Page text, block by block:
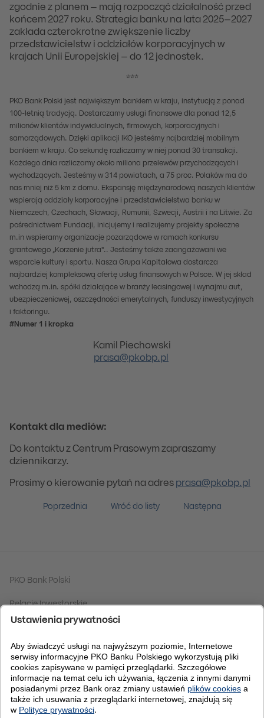
zgodnie z planem – mają rozpocząć działalność przed
końcem 2027 roku. Strategia banku na lata 2025–2027
zakłada czterokrotne zwiększenie liczby
przedstawicielstw i oddziałów korporacyjnych w
krajach Unii Europejskiej – do 12 jednostek.
***
PKO Bank Polski jest największym bankiem w kraju, instytucją z ponad
100-letnią tradycją. Dostarczamy usługi finansowe dla ponad 12,5
milionów klientów indywidualnych, firmowych, korporacyjnych i
samorządowych. Dzięki aplikacji IKO jesteśmy najbardziej mobilnym
bankiem w kraju. Co sekundę rozliczamy w niej ponad 30 transakcji.
Każdego dnia rozliczamy około miliona przelewów przychodzących i
wychodzących. Jesteśmy w 314 powiatach, a 75 proc. Polaków ma do
nas mniej niż 5 km z domu. Ekspansję międzynarodową naszych klientów
wspierają oddziały korporacyjne i przedstawicielstwa banku w
Niemczech, Czechach, Słowacji, Rumunii, Szwecji, Austrii i na Litwie. Za
pośrednictwem Fundacji, inicjujemy i realizujemy projekty społeczne
m.in wspieramy organizacje pozarządowe w ramach konkursu
grantowego „Korzenie jutra".. Jesteśmy także zaangażowani we
wsparcie kultury i sportu. Nasza Grupa Kapitałowa dostarcza
najbardziej kompleksową ofertę usług finansowych w Polsce. W jej skład
wchodzą m.in. spółki działające w branży leasingowej i wynajmu aut,
ubezpieczeniowej, oszczędności emerytalnych, funduszy inwestycyjnych
i faktoringu.
#Numer 1 i kropka
Kamil Piechowski
prasa@pkobp.pl
Kontakt dla mediów:
Do kontaktu z Centrum Prasowym zapraszamy
dziennikarzy.
Prosimy o kierowanie pytań na adres prasa@pkobp.pl
Poprzednia Wróć do listy Następna
PKO Bank Polski
Relacje Inwestorskie
Fundacja PKO Banku Polskiego
Centrum Analiz
Bankomania